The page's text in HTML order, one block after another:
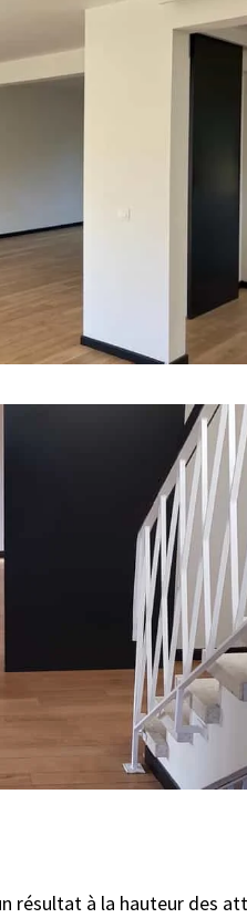
résultat à la hauteur des